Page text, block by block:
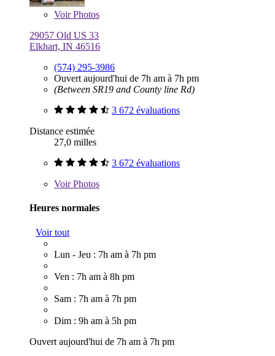
VoirPhotos
29057 Old US 33
Elkhart, IN 46516
(574) 295-3986
Ouvert aujourd'hui de 7h am à 7h pm
(Between SR19 and County line Rd)
3 672 évaluations
Distance estimée
27,0 milles
3 672 évaluations
VoirPhotos
Heures normales
Voir tout
Lun - Jeu : 7h am à 7h pm
Ven : 7h am à 8h pm
Sam : 7h am à 7h pm
Dim : 9h am à 5h pm
Ouvert aujourd'hui de 7h am à 7h pm